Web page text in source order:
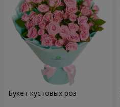
Букет кустовых роз